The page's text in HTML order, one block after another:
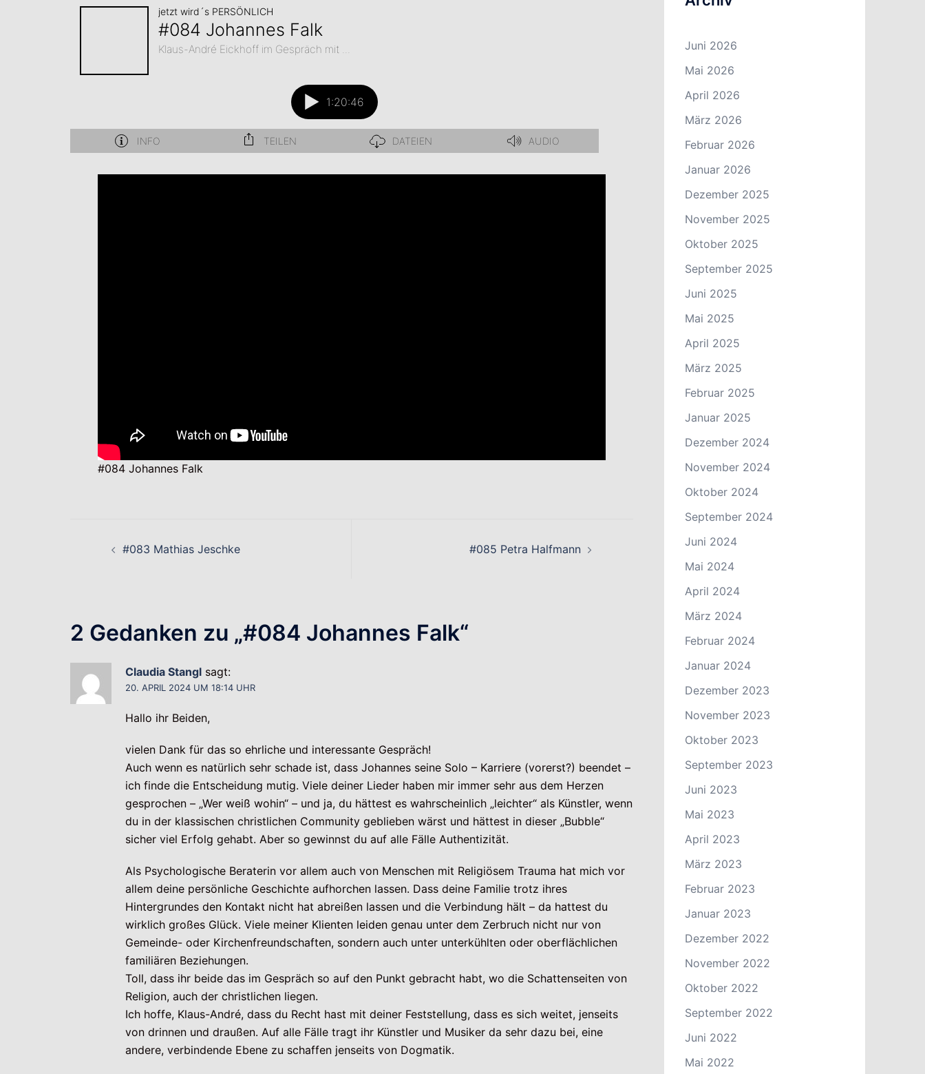
#084 Johannes Falk
Beitragsnavigation
#083 Mathias Jeschke #085 Petra Halfmann
2 Gedanken zu „#084 Johannes Falk“
Claudia Stangl sagt:
20. APRIL 2024 UM 18:14 UHR
Hallo ihr Beiden,
vielen Dank für das so ehrliche und interessante Gespräch!
Auch wenn es natürlich sehr schade ist, dass Johannes seine Solo – Karriere (vorerst?) beendet –
ich finde die Entscheidung mutig. Viele deiner Lieder haben mir immer sehr aus dem Herzen
gesprochen – „Wer weiß wohin“ – und ja, du hättest es wahrscheinlich „leichter“ als Künstler, wenn
du in der klassischen christlichen Community geblieben wärst und hättest in dieser „Bubble“
sicher viel Erfolg gehabt. Aber so gewinnst du auf alle Fälle Authentizität.
Als Psychologische Beraterin vor allem auch von Menschen mit Religiösem Trauma hat mich vor
allem deine persönliche Geschichte aufhorchen lassen. Dass deine Familie trotz ihres
Hintergrundes den Kontakt nicht hat abreißen lassen und die Verbindung hält – da hattest du
wirklich großes Glück. Viele meiner Klienten leiden genau unter dem Zerbruch nicht nur von
Gemeinde- oder Kirchenfreundschaften, sondern auch unter unterkühlten oder oberflächlichen
familiären Beziehungen.
Toll, dass ihr beide das im Gespräch so auf den Punkt gebracht habt, wo die Schattenseiten von
Religion, auch der christlichen liegen.
Ich hoffe, Klaus-André, dass du Recht hast mit deiner Feststellung, dass es sich weitet, jenseits
von drinnen und draußen. Auf alle Fälle tragt ihr Künstler und Musiker da sehr dazu bei, eine
andere, verbindende Ebene zu schaffen jenseits von Dogmatik.
Juni 2026
Mai 2026
April 2026
März 2026
Februar 2026
Januar 2026
Dezember 2025
November 2025
Oktober 2025
September 2025
Juni 2025
Mai 2025
April 2025
März 2025
Februar 2025
Januar 2025
Dezember 2024
November 2024
Oktober 2024
September 2024
Juni 2024
Mai 2024
April 2024
März 2024
Februar 2024
Januar 2024
Dezember 2023
November 2023
Oktober 2023
September 2023
Juni 2023
Mai 2023
April 2023
März 2023
Februar 2023
Januar 2023
Dezember 2022
November 2022
Oktober 2022
September 2022
Juni 2022
Mai 2022